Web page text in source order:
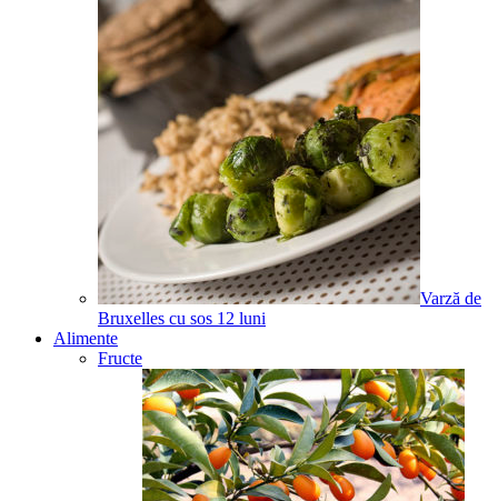
Varză de
Bruxelles cu sos 12 luni
Alimente
Fructe